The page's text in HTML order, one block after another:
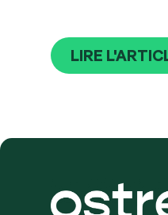
LIRE